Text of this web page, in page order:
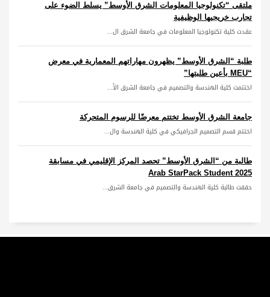
ملتقى “تكنولوجيا المعلومات الشرق الأوسط” يسلط الضوء على
تجارب خريجيها الوظيفية
عقدت كلية تكنولوجيا المعلومات في جامعة الشرق ال...
طلبة “الشرق الأوسط” يظهرون مهاراتهم المعمارية في معرض
“MEU بأعين طلبتها”
اختتمت كلية الهندسة والتصميم في جامعة الشرق الأ...
جامعة الشرق الأوسط تختتم معرضًا للرسوم المتحركة
اختتم قسم التصميم الجرافيكي في كلية الهندسة وال...
طالبة من “الشرق الأوسط” تحصد المركز الإقليمي في مسابقة
Arab StarPack Student 2025
حققت طالبة كلية الهندسة والتصميم في جامعة الشرق...